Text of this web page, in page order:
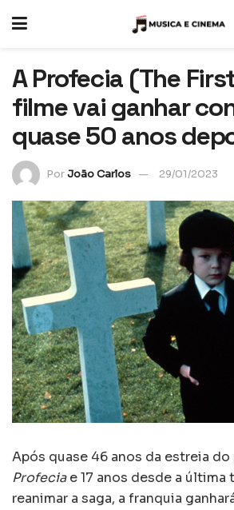
A Profecia (The
filme vai ganhar
quase 50 anos
PorJoão Carlos 29/01/2023
Após quase 46 anos da estreia
Profeciae 17 anos desde a última
reanimar a saga, a franquia